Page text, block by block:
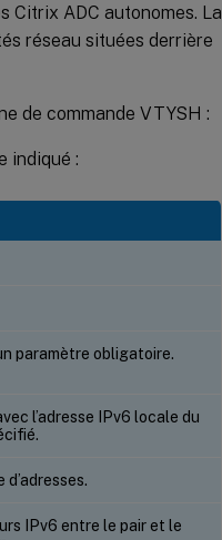
Citrix ADC autonomes. La
réseau situées derrière
de commande VTYSH :
indiqué :
paramètre obligatoire.
l’adresse IPv6 locale du
IPv6 entre le pair et le